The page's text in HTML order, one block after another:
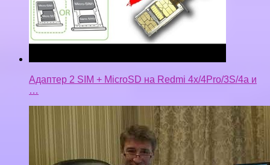
Адаптер 2 SIM + MicroSD на Redmi 4x/4Pro/3S/4a и
…